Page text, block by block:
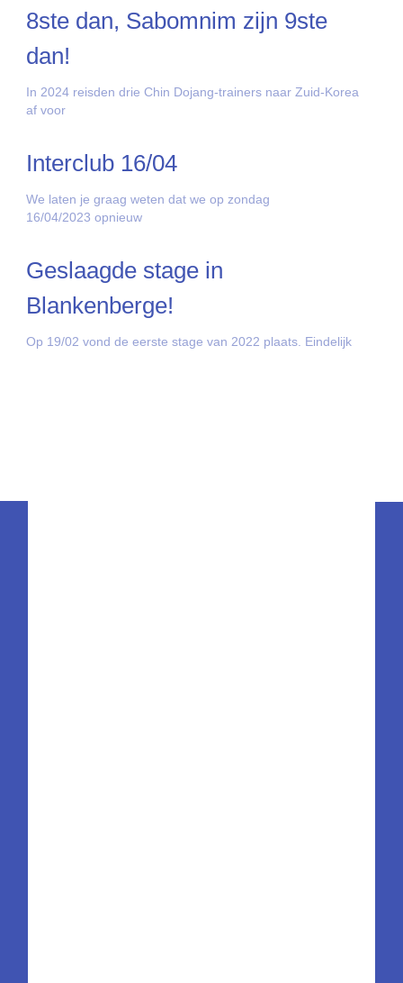
8ste dan, Sabomnim zijn 9ste
dan!
In 2024 reisden drie Chin Dojang-trainers naar Zuid-Korea
af voor
Interclub 16/04
We laten je graag weten dat we op zondag
16/04/2023 opnieuw
Geslaagde stage in
Blankenberge!
Op 19/02 vond de eerste stage van 2022 plaats. Eindelijk